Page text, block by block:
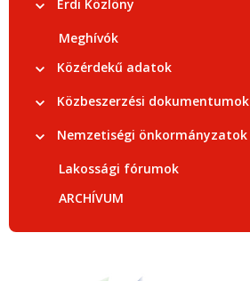
Érdi Közlöny
Meghívók
Közérdekű adatok
Közbeszerzési dokumentumok
Nemzetiségi önkormányzatok
Lakossági fórumok
ARCHÍVUM